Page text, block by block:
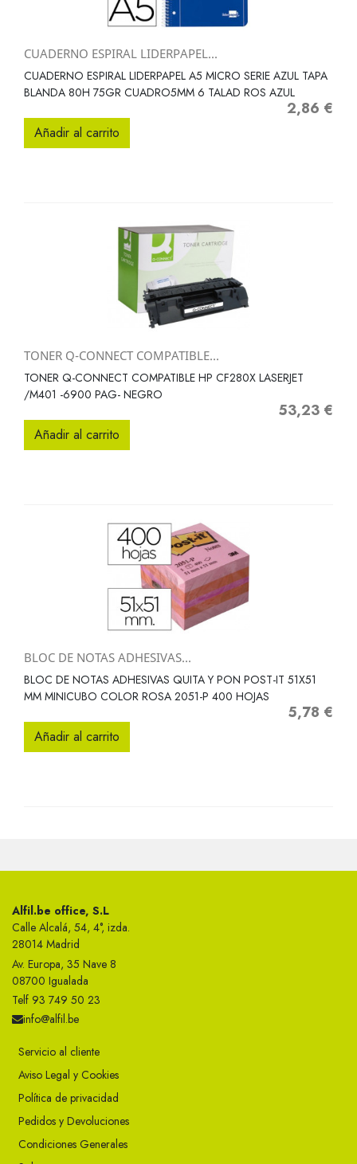
CUADERNO ESPIRAL LIDERPAPEL...
CUADERNO ESPIRAL LIDERPAPEL A5 MICRO SERIE AZUL TAPA
BLANDA 80H 75GR CUADRO5MM 6 TALAD ROS AZUL
Precio
2,86 €
Añadir al carrito
TONER Q-CONNECT COMPATIBLE...
TONER Q-CONNECT COMPATIBLE HP CF280X LASERJET
/M401 -6900 PAG- NEGRO
Precio
53,23 €
Añadir al carrito
BLOC DE NOTAS ADHESIVAS...
BLOC DE NOTAS ADHESIVAS QUITA Y PON POST-IT 51X51
MM MINICUBO COLOR ROSA 2051-P 400 HOJAS
Precio
5,78 €
Añadir al carrito
Alfil.be office, S.L
Calle Alcalá, 54, 4°, izda.
28014 Madrid
Av. Europa, 35 Nave 8
08700 Igualada
Telf 93 749 50 23
info@alfil.be
Servicio al cliente
Aviso Legal y Cookies
Política de privacidad
Pedidos y Devoluciones
Condiciones Generales